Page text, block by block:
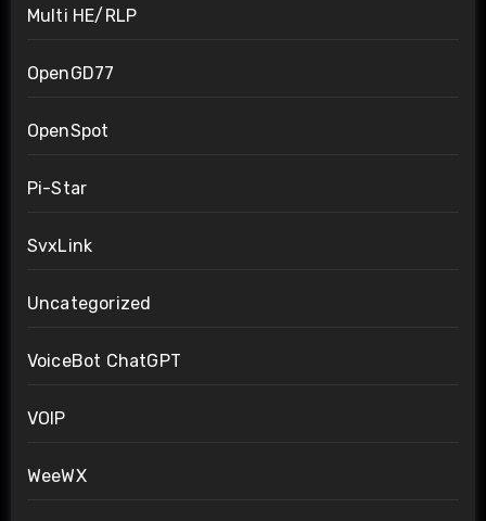
Multi HE/RLP
OpenGD77
OpenSpot
Pi-Star
SvxLink
Uncategorized
VoiceBot ChatGPT
VOIP
WeeWX